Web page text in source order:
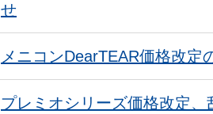
せ
メニコンDearTEAR価格改定
プレミオシリーズ価格改定